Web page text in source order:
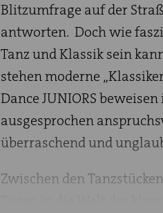
Blitzumfrage auf der
antworten. Doch wie
Tanz und Klassik sein
stehen moderne
Dance JUNIORS
ausgesprochen
überraschend und
Zwischen den